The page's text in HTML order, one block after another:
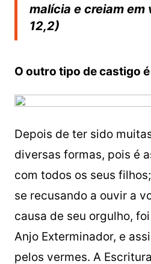
malícia e creiam em
12,2)
O outro tipo de castigo
Depois de ter sido
diversas formas, pois é
com todos os seus
se recusando a ouvir a
causa de seu orgulho,
Anjo Exterminador, e
pelos vermes. A